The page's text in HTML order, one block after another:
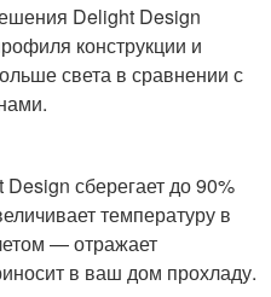
Delight Design
конструкции и
света в сравнении с
сберегает до 90%
температуру в
— отражает
в ваш дом прохладу.